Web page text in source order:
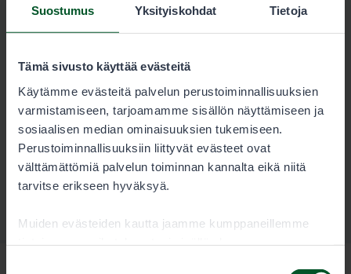
Suostumus Yksityiskohdat Tietoja
Tämä sivusto käyttää evästeitä
Käytämme evästeitä palvelun perustoiminnallisuuksien
varmistamiseen, tarjoamamme sisällön näyttämiseen ja
sosiaalisen median ominaisuuksien tukemiseen.
Perustoiminnallisuuksiin liittyvät evästeet ovat
välttämättömiä palvelun toiminnan kannalta eikä niitä
tarvitse erikseen hyväksyä.
Muiden evästeiden kautta jaamme kumppaneillemme
Lataa